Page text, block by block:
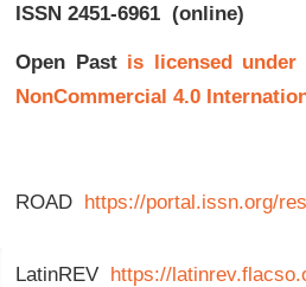
ISSN 2451-6961(online)
Open Past is licensed under
NonCommercial 4.0
ROAD https://portal.issn.org/
LatinREV https://